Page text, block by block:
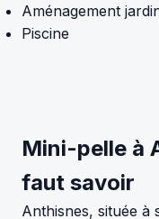
Aménagement
Piscine
Mini-pelle à
faut savoir
Anthisnes, située à